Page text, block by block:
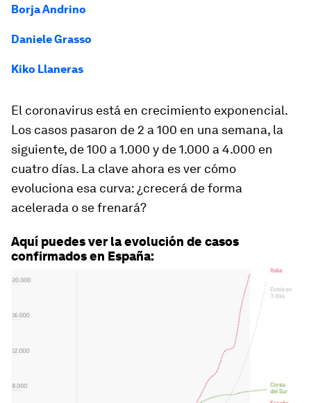
Borja Andrino
Daniele Grasso
Kiko Llaneras
El coronavirus está en crecimiento exponencial.
Los casos pasaron de 2 a 100 en una semana, la
siguiente, de 100 a 1.000 y de 1.000 a 4.000 en
cuatro días. La clave ahora es ver cómo
evoluciona esa curva: ¿crecerá de forma
acelerada o se frenará?
Aquí puedes ver la evolución de casos
confirmados en España: